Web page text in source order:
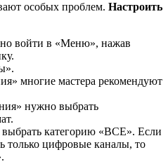
особых проблем. Настроить
войти в «Меню», нажав
многие мастера рекомендуют
нужно выбрать
категорию «ВСЕ». Если
только цифровые каналы, то